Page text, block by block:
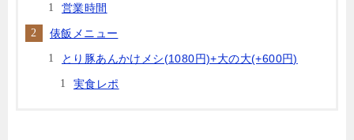
営業時間
俵飯メニュー
とり豚あんかけメシ(1080円)+大の大(+600円)
実食レポ